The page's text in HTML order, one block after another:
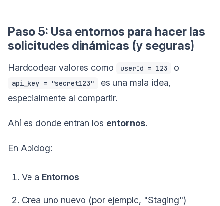
Paso 5: Usa entornos para hacer las
solicitudes dinámicas (y seguras)
Hardcodear valores como userId = 123 o
api_key = "secret123"
es una mala idea,
especialmente al compartir.
Ahí es donde entran los entornos.
En Apidog:
Ve a Entornos
Crea uno nuevo (por ejemplo, "Staging")